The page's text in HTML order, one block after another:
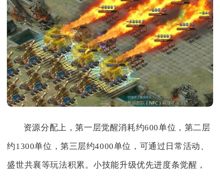
资源分配上，第一层觉醒消耗约600单位，第二层
约1300单位，第三层约4000单位，可通过日常活动、
盛世共襄等玩法积累。小技能升级优先进度条觉醒，